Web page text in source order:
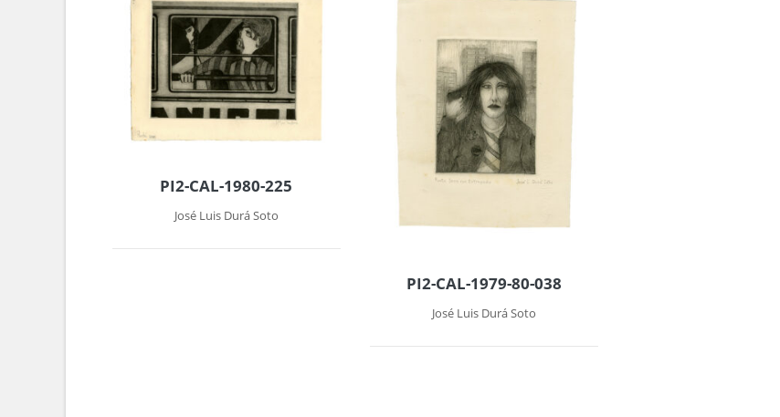
PI2-CAL-1980-225
José Luis Durá Soto
PI2-CAL-1979-80-038
José Luis Durá Soto